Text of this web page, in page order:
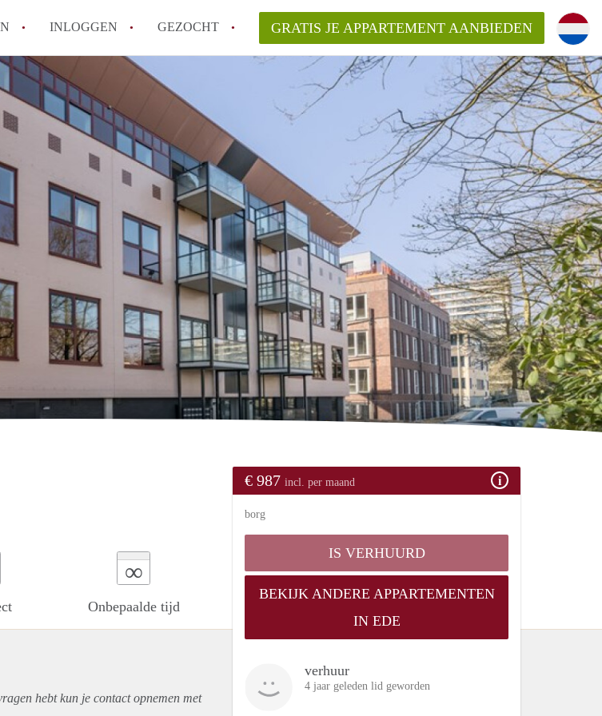
INLOGGEN GEZOCHT GRATIS JE APPARTEMENT AANBIEDEN
∞
Onbepaalde tijd
€ 987 incl. per maand
borg
IS VERHUURD
BEKIJK ANDERE APPARTEMENTEN
IN EDE
verhuur
4 jaar geleden lid geworden
hebt kun je contact opnemen met